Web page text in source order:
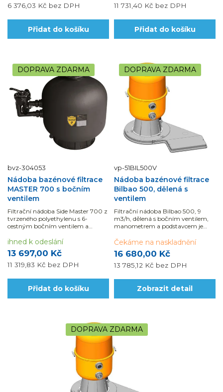
6 376,03 Kč bez DPH
Přidat do košíku
11 731,40 Kč bez DPH
Přidat do košíku
DOPRAVA ZDARMA
bvz-304053
Nádoba bazénové filtrace
MASTER 700 s bočním
ventilem
Filtrační nádoba Side Master 700 z
tvrzeného polyethylenu s 6-
cestným bočním ventilem a
bazény do 90 m3.
13 697,00 Kč
11 319,83 Kč bez DPH
ihned k odeslání
Přidat do košíku
DOPRAVA ZDARMA
vp-51BIL500V
Nádoba bazénové filtrace
Bilbao 500, dělená s
ventilem
Filtrační nádoba Bilbao 500, 9
m3/h, dělená s bočním ventilem,
manometrem a podstavcem je
16 680,00 Kč
13 785,12 Kč bez DPH
Čekáme na naskladnění
Zobrazit detail
DOPRAVA ZDARMA